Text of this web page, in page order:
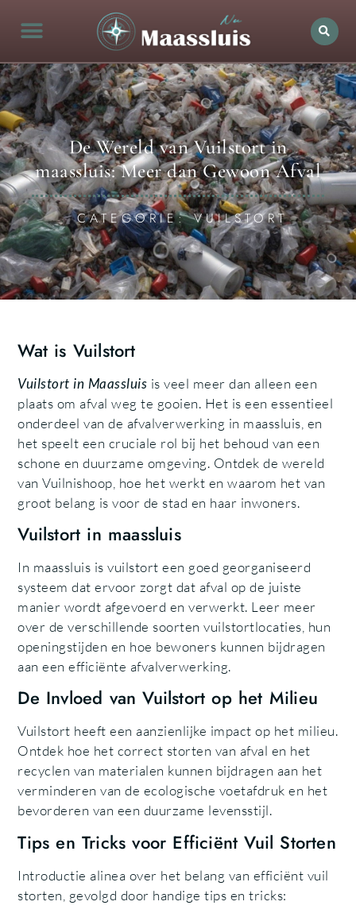
De Wereld van Vuilstort in
maassluis: Meer dan Gewoon Afval
CATEGORIE: VUILSTORT
Wat is Vuilstort
Vuilstort in Maassluis is veel meer dan alleen een
plaats om afval weg te gooien. Het is een essentieel
onderdeel van de afvalverwerking in maassluis, en
het speelt een cruciale rol bij het behoud van een
schone en duurzame omgeving. Ontdek de wereld
van Vuilnishoop, hoe het werkt en waarom het van
groot belang is voor de stad en haar inwoners.
Vuilstort in maassluis
In maassluis is vuilstort een goed georganiseerd
systeem dat ervoor zorgt dat afval op de juiste
manier wordt afgevoerd en verwerkt. Leer meer
over de verschillende soorten vuilstortlocaties, hun
openingstijden en hoe bewoners kunnen bijdragen
aan een efficiënte afvalverwerking.
De Invloed van Vuilstort op het Milieu
Vuilstort heeft een aanzienlijke impact op het milieu.
Ontdek hoe het correct storten van afval en het
recyclen van materialen kunnen bijdragen aan het
verminderen van de ecologische voetafdruk en het
bevorderen van een duurzame levensstijl.
Tips en Tricks voor Efficiënt Vuil Storten
Introductie alinea over het belang van efficiënt vuil
storten, gevolgd door handige tips en tricks: